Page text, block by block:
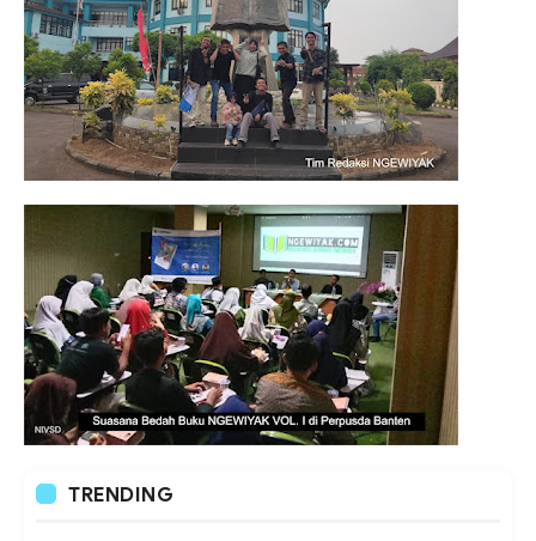
TRENDING